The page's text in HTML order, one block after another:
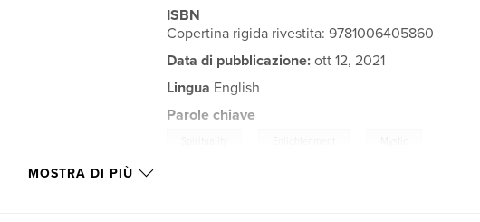
ISBN
Copertina rigida rivestita: 9781006405860
Data di pubblicazione: ott 12, 2021
Lingua English
Parole chiave
MOSTRA DI PIÙ